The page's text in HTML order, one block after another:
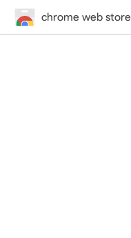
chrome web store